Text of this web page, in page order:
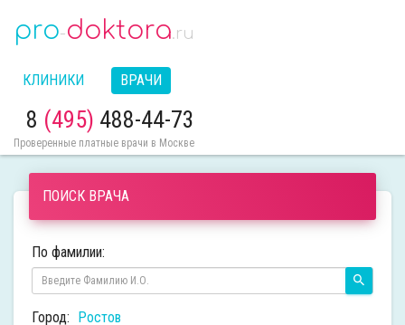
pro-doktora.ru
КЛИНИКИ ВРАЧИ
8 (495) 488-44-73
Проверенные платные врачи в Москве
ПОИСК ВРАЧА
По фамилии:
Город: Ростов